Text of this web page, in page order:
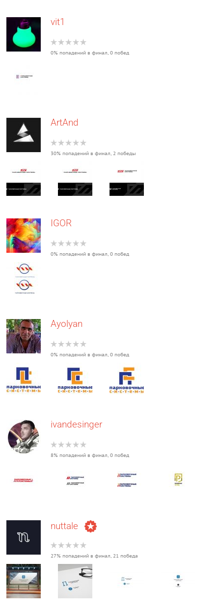
vit1
0% попадений в финал, 0 побед
ArtAnd
30% попадений в финал, 2 победы
IGOR
0% попадений в финал, 0 побед
Ayolyan
0% попадений в финал, 0 побед
ivandesinger
8% попадений в финал, 0 побед
nuttale
27% попадений в финал, 21 победа